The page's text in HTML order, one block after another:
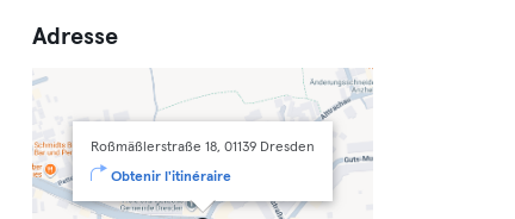
Adresse
Roßmäßlerstraße 18, 01139 Dresden
Obtenir l'itinéraire